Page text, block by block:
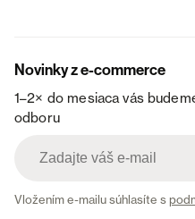
Novinky z e-commerce
1–2× do mesiaca vás
odboru
Vložením e-mailu súhlasíte s